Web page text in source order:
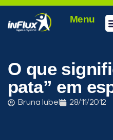
Menu
O que
pata” em
Bruna Iubel 28/11/2012